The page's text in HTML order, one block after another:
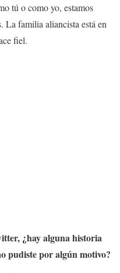
tú o como yo, estamos
La familia aliancista está en
fiel.
¿hay alguna historia
pudiste por algún motivo?